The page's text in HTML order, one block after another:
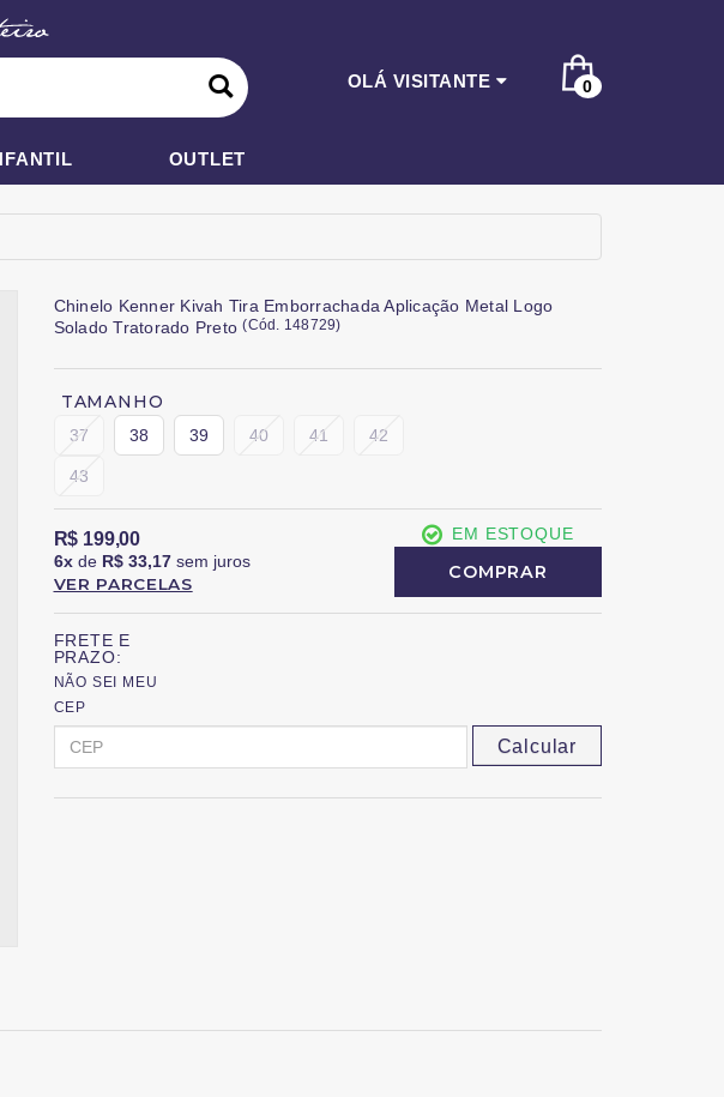
OLÁ VISITANTE 0
OUTLET
Chinelo Kenner Kivah Tira Emborrachada Aplicação Metal Logo
Solado Tratorado Preto(Cód. 148729)
TAMANHO
37 38 39 40 41 42
43
R$ 199,00
6xde R$ 33,17sem juros
VER PARCELAS
EM ESTOQUE
COMPRAR
FRETE E
PRAZO:
NÃO SEI MEU
CEP
Calcular